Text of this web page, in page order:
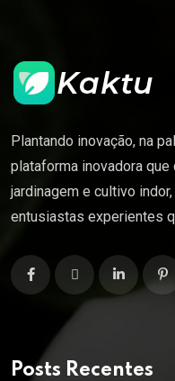
Plantando inovação, na
plataforma inovadora
jardinagem e cultivo
entusiastas experientes
Posts Recentes